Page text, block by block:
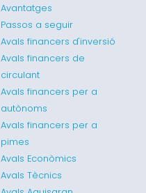
Avantatges
Passos a seguir
Avals financers d'inversió
Avals financers de
circulant
Avals financers per a
autònoms
Avals financers per a
pimes
Avals Econòmics
Avals Tècnics